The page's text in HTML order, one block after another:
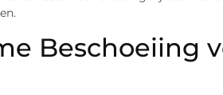
Beschoeiing